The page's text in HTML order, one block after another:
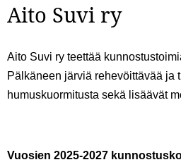
Aito Suvi ry
Aito Suvi ry teettää
Pälkäneen järviä rehevöittävää ja
humuskuormitusta sekä lisäävät
Vuosien 2025-2027